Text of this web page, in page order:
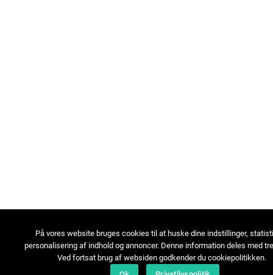
På vores website bruges cookies til at huske dine indstillinger,
personalisering af indhold og annoncer. Denne information deles med
Ved fortsat brug af websiden godkender du cookiepolitikken.